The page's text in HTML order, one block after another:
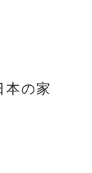
本の家